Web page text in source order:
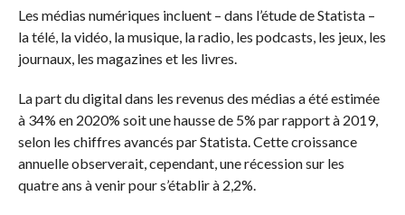
Les médias numériques incluent – dans l’étude de Statista –
la télé, la vidéo, la musique, la radio, les podcasts, les jeux, les
journaux, les magazines et les livres.
La part du digital dans les revenus des médias a été estimée
à 34% en 2020% soit une hausse de 5% par rapport à 2019,
selon les chiffres avancés par Statista. Cette croissance
annuelle observerait, cependant, une récession sur les
quatre ans à venir pour s’établir à 2,2%.